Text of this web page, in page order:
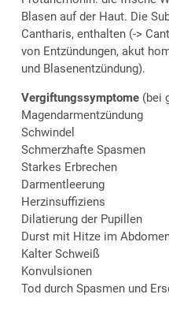
Blasen auf der Haut. Die
Cantharis, enthalten (->
von Entzündungen, akut
und Blasenentzündung).
Vergiftungssymptome (bei
Magendarmentzündung
Schwindel
Schmerzhafte Spasmen
Starkes Erbrechen
Darmentleerung
Herzinsuffiziens
Dilatierung der Pupillen
Durst mit Hitze im
Kalter Schweiß
Konvulsionen
Tod durch Spasmen und